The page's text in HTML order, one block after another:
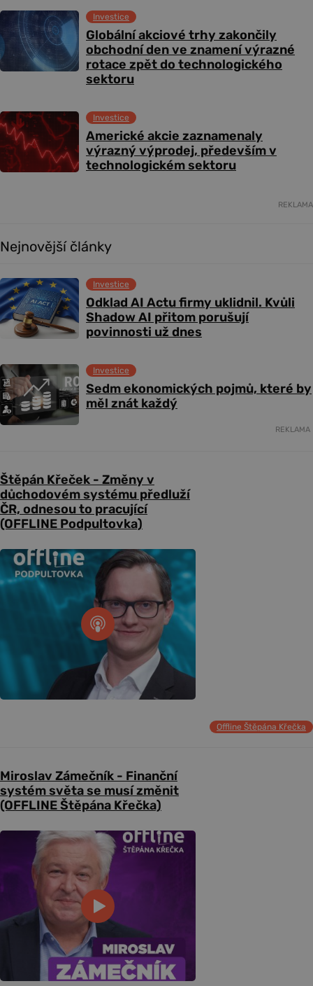
Globální akciové trhy zakončily
obchodní den ve znamení výrazné
rotace zpět do technologického
sektoru
Investice
Americké akcie zaznamenaly
výrazný výprodej, především v
technologickém sektoru
Investice
REKLAMA
Nejnovější články
Odklad AI Actu firmy uklidnil. Kvůli
Shadow AI přitom porušují
povinnosti už dnes
Investice
Sedm ekonomických pojmů, které by
měl znát každý
Investice
REKLAMA
Štěpán Křeček - Změny v
důchodovém systému předluží
ČR, odnesou to pracující
(OFFLINE Podpultovka)
Offline Štěpána Křečka
Miroslav Zámečník - Finanční
systém světa se musí změnit
(OFFLINE Štěpána Křečka)